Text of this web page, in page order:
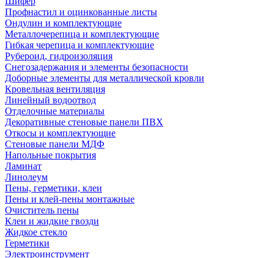
Профнастил и оцинкованные листы
Ондулин и комплектующие
Металлочерепица и комплектующие
Гибкая черепица и комплектующие
Рубероид, гидроизоляция
Снегозадержания и элементы безопасности
Доборные элементы для металлической кровли
Кровельная вентиляция
Линейный водоотвод
Отделочные материалы
Декоративные стеновые панели ПВХ
Откосы и комплектующие
Стеновые панели МДФ
Напольные покрытия
Ламинат
Линолеум
Пены, герметики, клеи
Пены и клей-пены монтажные
Очиститель пены
Клеи и жидкие гвозди
Жидкое стекло
Герметики
Электроинструмент